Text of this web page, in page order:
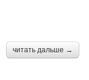
читать дальше →